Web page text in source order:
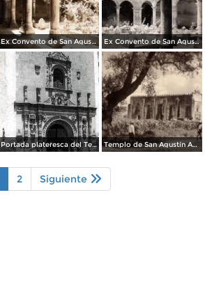
Ex Convento de San Agustín Ex Convento de San Agustín
Portada plateresca del Templo de San Agustín Acolmán Templo de San Agustín Acolmán
2 Siguiente